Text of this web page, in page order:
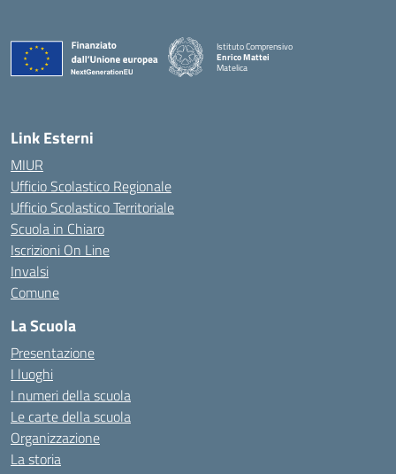
Istituto Comprensivo
Enrico Mattei
Matelica
Link Esterni
MIUR
Ufficio Scolastico Regionale
Ufficio Scolastico Territoriale
Scuola in Chiaro
Iscrizioni On Line
Invalsi
Comune
La Scuola
Presentazione
I luoghi
I numeri della scuola
Le carte della scuola
Organizzazione
La storia